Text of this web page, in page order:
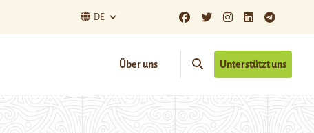
DE
Über uns Unterstützt uns